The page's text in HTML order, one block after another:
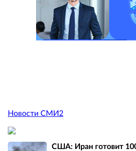
Новости СМИ2
США: Иран готовит